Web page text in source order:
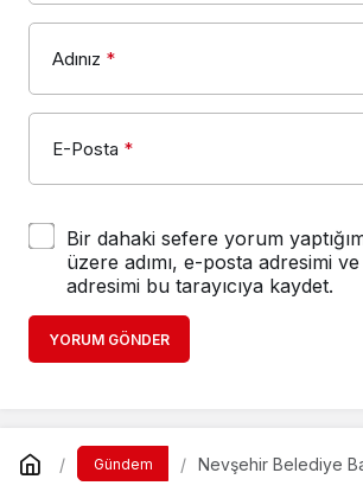
Adınız *
E-Posta *
Bir dahaki sefere yorum
üzere adımı, e-posta adresimi
adresimi bu tarayıcıya kaydet.
YORUM GÖNDER
Gündem
Nevşehir Belediye